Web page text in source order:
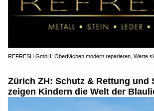
REFRESH GmbH: Oberflächen modern reparieren, Werte
Zürich ZH: Schutz & Rettung und
zeigen Kindern die Welt der